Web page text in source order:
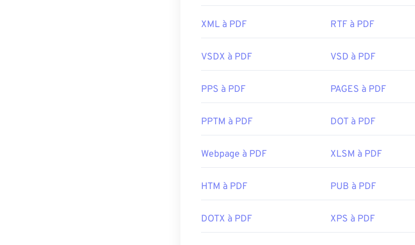
XML à PDF RTF à PDF
VSDX à PDF VSD à PDF
PPS à PDF PAGES à PDF
PPTM à PDF DOT à PDF
Webpage à PDF XLSM à PDF
HTM à PDF PUB à PDF
DOTX à PDF XPS à PDF